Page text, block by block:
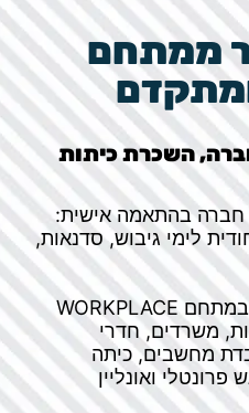
ממתחם
השכרת כיתות
חברה בהתאמה אישית:
לימי גיבוש, סדנאות,
השכרת חללי עבודה במתחם WORKPLACE
משרדים, חדרי
מחשבים, כיתה
ואונליין